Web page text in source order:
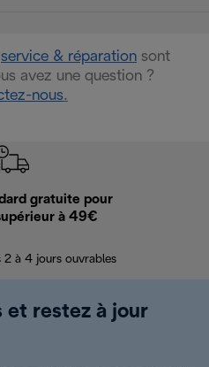
service & réparation sont
avez une question ?
nous.
gratuite pour
à 49€
2 à 4 jours ouvrables
et restez à jour